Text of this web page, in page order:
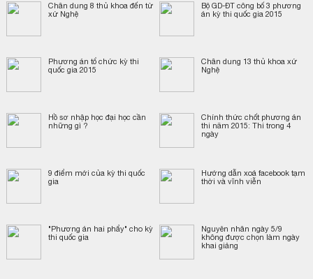
Chân dung 8 thủ khoa đến từ
xứ Nghệ
Bộ GD-ĐT công bố 3 phương
án kỳ thi quốc gia 2015
Phương án tổ chức kỳ thi
quốc gia 2015
Chân dung 13 thủ khoa xứ
Nghệ
Hồ sơ nhập học đại học cần
những gì ?
Chính thức chốt phương án
thi năm 2015: Thi trong 4
ngày
​9 điểm mới của kỳ thi quốc
gia
Hướng dẫn xoá facebook tạm
thời và vĩnh viễn
"Phương án hai phẩy" cho kỳ
thi quốc gia
Nguyên nhân ngày 5/9
không được chọn làm ngày
khai giảng